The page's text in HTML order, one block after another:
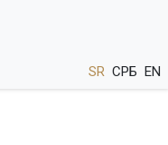
SR СРБ EN